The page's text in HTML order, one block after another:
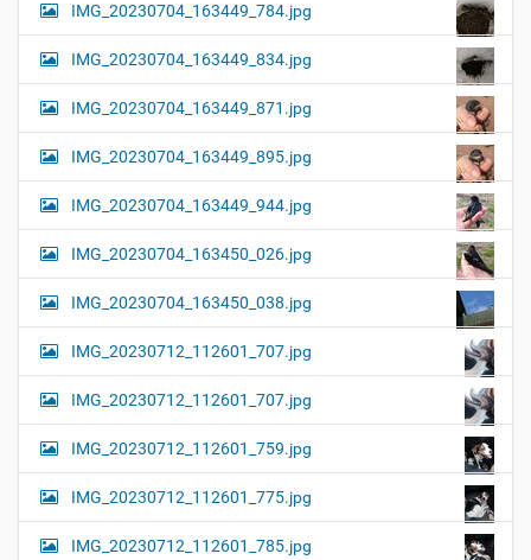
IMG_20230704_163449_784.jpg
IMG_20230704_163449_834.jpg
IMG_20230704_163449_871.jpg
IMG_20230704_163449_895.jpg
IMG_20230704_163449_944.jpg
IMG_20230704_163450_026.jpg
IMG_20230704_163450_038.jpg
IMG_20230712_112601_707.jpg
IMG_20230712_112601_707.jpg
IMG_20230712_112601_759.jpg
IMG_20230712_112601_775.jpg
IMG_20230712_112601_785.jpg